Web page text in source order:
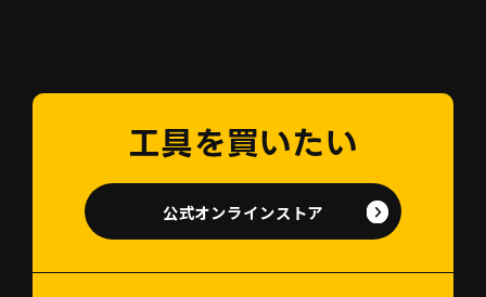
工具を買いたい
公式オンラインストア